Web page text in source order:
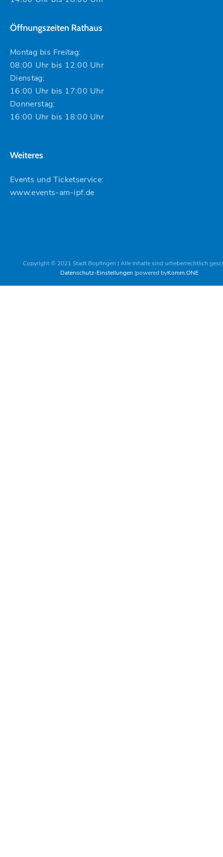
Öffnungszeiten Rathaus
Montag bis Freitag:
08:00 Uhr bis 12:00 Uhr
Dienstag:
16:00 Uhr bis 17:00 Uhr
Donnerstag:
16:00 Uhr bis 18:00 Uhr
Weiteres
Events und Ticketservice:
www.events-am-ipf.de
Copyright © 2021 Stadt Bopfingen | Alle Inhalte sind urheberrechtlich
Datenschutz-Einstellungen powered byKomm.ONE